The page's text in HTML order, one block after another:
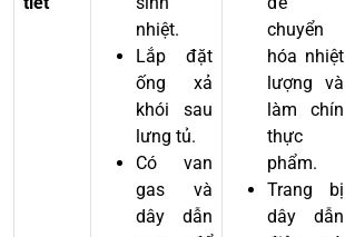
nhiệt.
Lắp đặt
ống xả
khói sau
lưng tủ.
Có van
gas và
dây dẫn
chuyển
hóa nhiệt
lượng và
làm chín
thực
phẩm.
Trang bị
dây dẫn